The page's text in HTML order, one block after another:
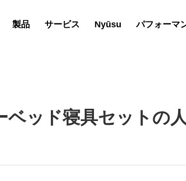
製品 サービス Nyūsu パフォーマ
ベッド寝具セットの